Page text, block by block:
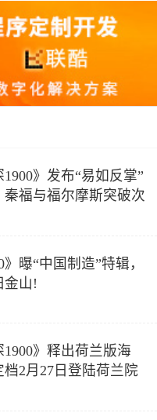
》发布“易如反掌”
秦福与福尔摩斯突破次
》曝“中国制造”特辑，
金山!
1900》释出荷兰版海
2月27日登陆荷兰院